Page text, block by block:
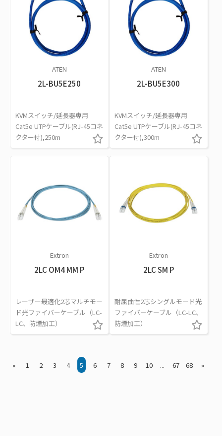
ATEN
2L-BU5E250
KVMスイッチ/延長器専用
Cat5e UTPケーブル(RJ-45コネ
クター付),250m
ATEN
2L-BU5E300
KVMスイッチ/延長器専用
Cat5e UTPケーブル(RJ-45コネ
クター付),300m
Extron
2LC OM4 MM P
レーザー最適化2芯マルチモー
ド光ファイバーケーブル（LC-
LC、防煙加工）
Extron
2LC SM P
耐屈曲性2芯シングルモード光
ファイバーケーブル（LC-LC、
防煙加工）
« 1 2 3 4 5 6 7 8 9 10 ... 67 68 »